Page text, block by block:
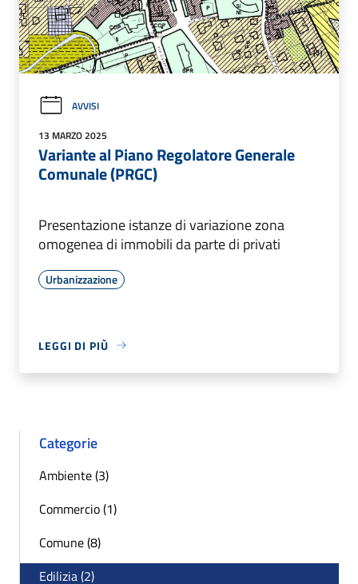
AVVISI
13 MARZO 2025
Variante al Piano Regolatore Generale
Comunale (PRGC)
Presentazione istanze di variazione zona
omogenea di immobili da parte di privati
Urbanizzazione
LEGGI DI PIÙ
Categorie
Ambiente (3)
Commercio (1)
Comune (8)
Edilizia (2)